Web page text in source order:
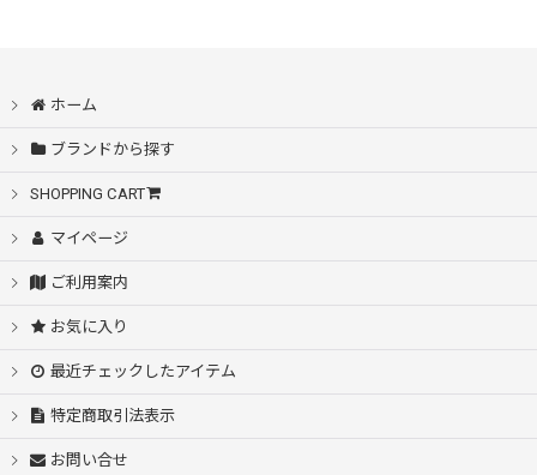
ホーム
ブランドから探す
SHOPPING CART
マイページ
ご利用案内
お気に入り
最近チェックしたアイテム
特定商取引法表示
お問い合せ